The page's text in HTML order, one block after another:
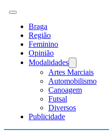
Braga
Região
Feminino
Opinião
Modalidades
Artes Marciais
Automobilismo
Canoagem
Futsal
Diversos
Publicidade